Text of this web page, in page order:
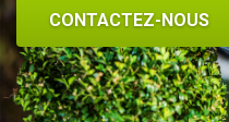
CONTACTEZ-NOUS